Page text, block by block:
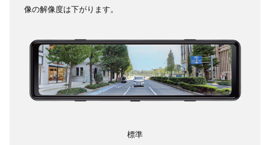
像の解像度は下がります。
標準